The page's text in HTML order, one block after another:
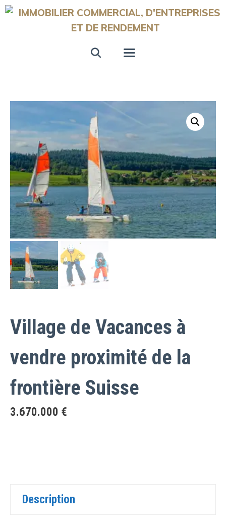
Village de Vacances à
vendre proximité de la
frontière Suisse
3.670.000 €
Description